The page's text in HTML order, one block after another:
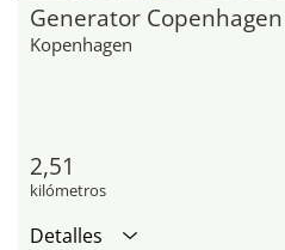
Generator Copenhagen
Kopenhagen
2,51
kilómetros
Detalles